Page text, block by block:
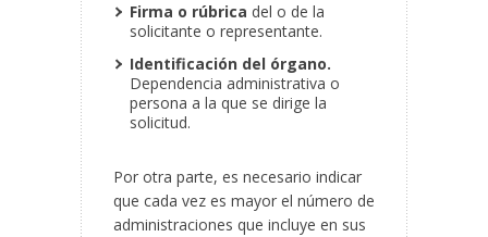
Firma o rúbrica del o de la
solicitante o representante.
Identificación del órgano.
Dependencia administrativa o
persona a la que se dirige la
solicitud.
Por otra parte, es necesario indicar
que cada vez es mayor el número de
administraciones que incluye en sus